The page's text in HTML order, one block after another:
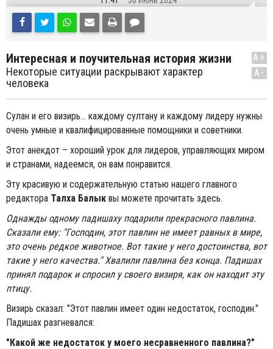
Интересная и поучительная история жизни
Некоторые ситуации раскрывают характер
человека
A+
A-
Сулан и его визирь... каждому султану и каждому лидеру нужны
очень умные и квалифицированные помощники и советники.
Этот анекдот – хороший урок для лидеров, управляющих миром
и странами, надеемся, он вам понравится.
Эту красивую и содержательную статью нашего главного
редактора Талхa Балык вы можете прочитать здесь.
Однажды одному падишаху подарили прекрасного павлина.
Сказали ему: "Господин, этот павлин не имеет равных в мире,
это очень редкое животное. Вот такие у него достоинства, вот
такие у него качества." Хвалили павлина без конца. Падишах
принял подарок и спросил у своего визиря, как он находит эту
птицу.
Визирь сказал: "Этот павлин имеет один недостаток, господин."
Падишах разгневался:
"Какой же недостаток у моего несравненного павлина?"